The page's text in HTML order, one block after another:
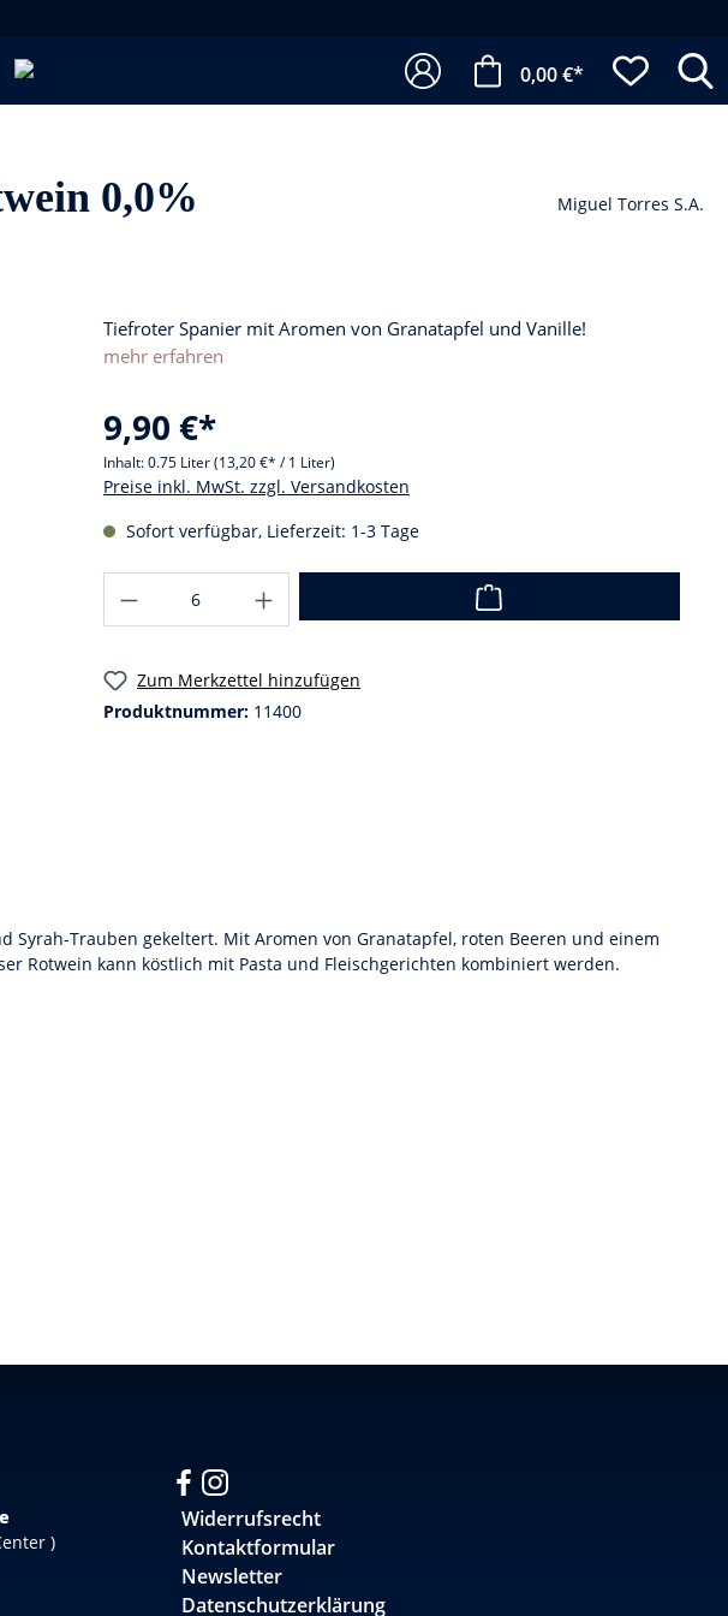
0,00 €*
0,0% Miguel Torres S.A.
Tiefroter Spanier mit Aromen von Granatapfel und Vanille!
mehr erfahren
9,90 €*
Inhalt:0.75 Liter(13,20 €* / 1 Liter)
Preise inkl. MwSt. zzgl. Versandkosten
Sofort verfügbar, Lieferzeit: 1-3 Tage
Zum Merkzettel hinzufügen
Produktnummer: 11400
Trauben gekeltert. Mit Aromen von Granatapfel, roten Beeren und einem
Rotwein kann köstlich mit Pasta und Fleischgerichten kombiniert werden.
)
Widerrufsrecht
Kontaktformular
Newsletter
Datenschutzerklärung